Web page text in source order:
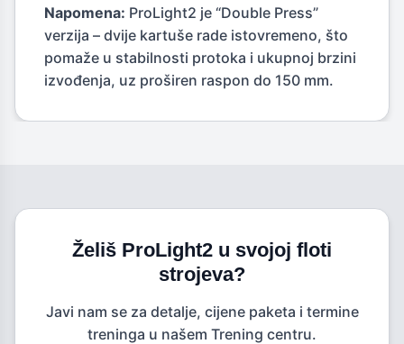
Napomena: ProLight2 je “Double Press”
verzija – dvije kartuše rade istovremeno, što
pomaže u stabilnosti protoka i ukupnoj brzini
izvođenja, uz proširen raspon do 150 mm.
Želiš ProLight2 u svojoj floti
strojeva?
Javi nam se za detalje, cijene paketa i termine
treninga u našem Trening centru.